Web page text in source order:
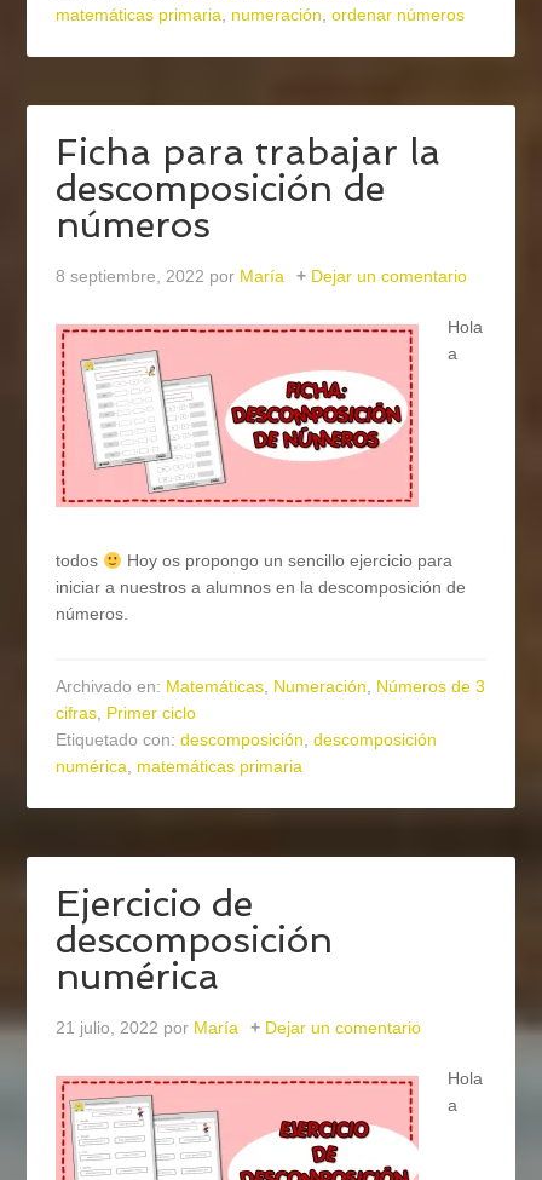
matemáticas primaria, numeración,ordenar números
Ficha para trabajar la
descomposición de
números
8 septiembre, 2022 por María Dejar un comentario
Hola
a
todos
Hoy os propongo un sencillo ejercicio para
iniciar a nuestros a alumnos en la descomposición de
números.
Archivado en: Matemáticas, Numeración, Números de 3
cifras, Primer ciclo
Etiquetado con:descomposición,descomposición
numérica, matemáticas primaria
Ejercicio de
descomposición
numérica
21 julio, 2022 por María Dejar un comentario
Hola
a